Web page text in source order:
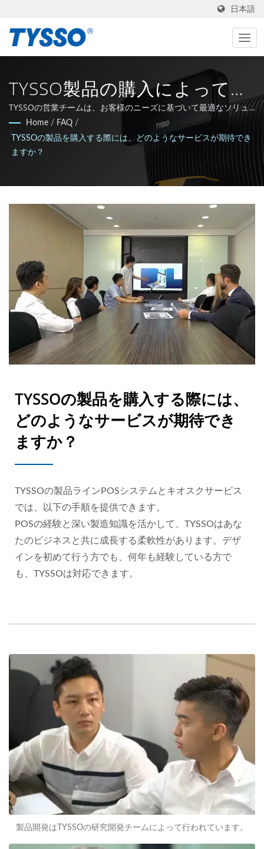
日本語
TYSSO製品の購入によってど
のようなサービスが期待でき
ますか？| POS＆Auto-IDソリ
ューションのワンストップシ
ョップ | FAMETECH INC
TYSSOの営業チームは、お客様のニーズに基づいて最適なソリュ
ーションを提案できます。
Home / FAQ /
TYSSOの製品を購入する際には、どのようなサービスが期待でき
ますか？
TYSSOの製品を購入する際には、
どのようなサービスが期待でき
ますか？
TYSSOの製品ラインPOSシステムとキオスクサービス
では、以下の手順を提供できます。
POSの経験と深い製造知識を活かして、TYSSOはあな
たのビジネスと共に成長する柔軟性があります。デザ
インを初めて行う方でも、何年も経験している方で
も、TYSSOは対応できます。
製品開発はTYSSOの研究開発チームによって行われています。